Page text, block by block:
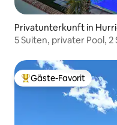
Privatunterkunft in
5 Suiten, privater Pool, 2
Beliebter Gäste-Favorit.
Gäste-Favorit